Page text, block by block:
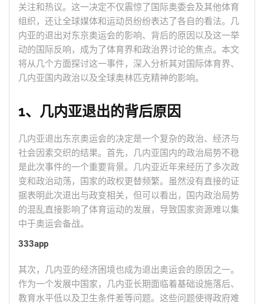
关注和热议。这一决定不仅震惊了国际奥委会及其他体育
组织，还让全球媒体和运动员纷纷表达了各自的看法。几
内亚的退出对东京奥运会的影响、背后的原因以及这一举
动的国际反响，成为了体育界和政治界讨论的焦点。本文
将从几个方面探讨这一事件，深入分析其对国际体育界、
几内亚国内政治以及全球奥林匹克精神的影响。
1、几内亚退出的背后原因
几内亚退出东京奥运会的决定是一个复杂的政治、经济与
社会因素交织的结果。首先，几内亚国内的政治局势不稳
是此次事件的一个重要背景。几内亚近年来经历了多次政
变和政治动荡，国家的政权更替频繁。虽然没有直接的证
据表明此次退出与政变相关，但可以看出，国内政治局势
的混乱直接影响了体育运动的发展，导致国家资源难以集
中于奥运会备战。
333app
其次，几内亚的经济困境也成为退出奥运会的原因之一。
作为一个发展中国家，几内亚长期面临着基础设施落后、
教育水平低以及卫生条件差等问题。这些问题使得政府难